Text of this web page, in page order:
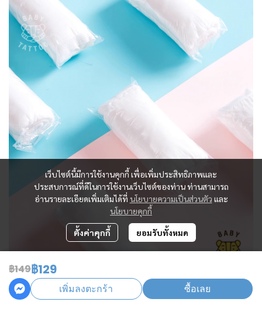
฿149฿129
เพิ่มลงตะกร้า ซื้อเลย
เว็บไซต์นี้มีการใช้งานคุกกี้ เพื่อเพิ่มประสิทธิภาพและ
ประสบการณ์ที่ดีในการใช้งานเว็บไซต์ของท่าน ท่านสามารถ
อ่านรายละเอียดเพิ่มเติมได้ที่ นโยบายความเป็นส่วนตัว และ
นโยบายคุกกี้
ตั้งค่าคุกกี้ ยอมรับทั้งหมด